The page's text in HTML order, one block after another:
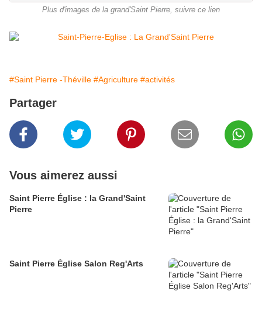
Plus d'images de la grand'Saint Pierre, suivre ce lien
#Saint Pierre -Théville #Agriculture #activités
Partager
Vous aimerez aussi
Saint Pierre Église : la Grand'Saint
Pierre
Saint Pierre Église Salon Reg'Arts